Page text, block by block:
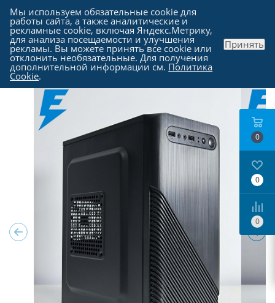
Каталог - Компьютеры в Москве
0
0
0
Мы используем обязательные cookie для
работы сайта, а также аналитические и
рекламные cookie, включая Яндекс.Метрику,
для анализа посещаемости и улучшения
рекламы. Вы можете принять все cookie или
отклонить необязательные. Для получения
дополнительной информации см. Политика
Cookie.
Принять